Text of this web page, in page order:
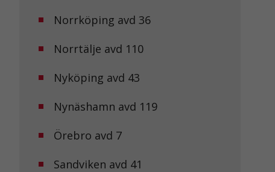
Norrköping avd 36
Norrtälje avd 110
Nyköping avd 43
Nynäshamn avd 119
Örebro avd 7
Sandviken avd 41